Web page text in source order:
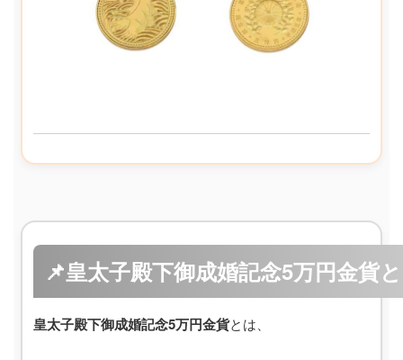
📌皇太子殿下御成婚記念5万円金貨
皇太子殿下御成婚記念5万円金貨とは、